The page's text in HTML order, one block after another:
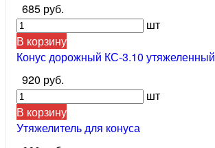
685 руб.
шт
В корзину
Конус дорожный КС-3.10 утяжеленный
920 руб.
шт
В корзину
Утяжелитель для конуса